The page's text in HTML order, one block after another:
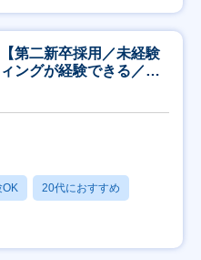
第二新卒採用／未経験
ングが経験できる／研
OK 20代におすすめ